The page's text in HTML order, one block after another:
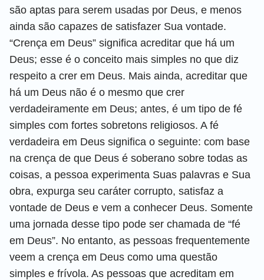
são aptas para serem usadas por Deus, e menos
ainda são capazes de satisfazer Sua vontade.
“Crença em Deus” significa acreditar que há um
Deus; esse é o conceito mais simples no que diz
respeito a crer em Deus. Mais ainda, acreditar que
há um Deus não é o mesmo que crer
verdadeiramente em Deus; antes, é um tipo de fé
simples com fortes sobretons religiosos. A fé
verdadeira em Deus significa o seguinte: com base
na crença de que Deus é soberano sobre todas as
coisas, a pessoa experimenta Suas palavras e Sua
obra, expurga seu caráter corrupto, satisfaz a
vontade de Deus e vem a conhecer Deus. Somente
uma jornada desse tipo pode ser chamada de “fé
em Deus”. No entanto, as pessoas frequentemente
veem a crença em Deus como uma questão
simples e frívola. As pessoas que acreditam em